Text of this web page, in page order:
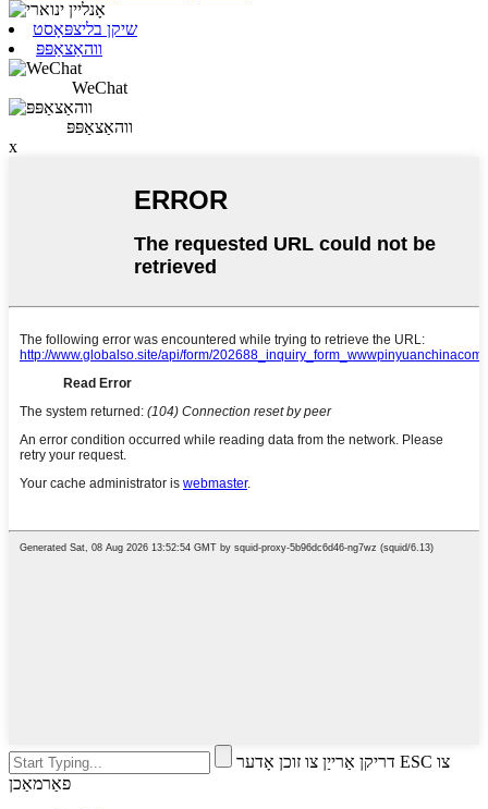
שיקן בליצפּאָסט
ווהאַצאַפּפּ
WeChat
ווהאַצאַפּפּ
x
דריקן אַרייַן צו זוכן אָדער ESC צו
פאַרמאַכן